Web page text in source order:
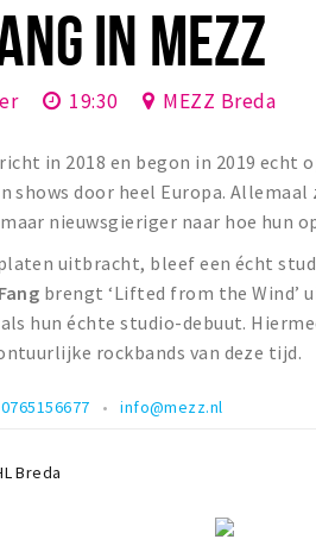
IN MEZZ
19:30 MEZZ Breda
in 2018 en begon in 2019
shows door heel Europa.
nieuwsgieriger naar hoe hun
uitbracht, bleef een écht
brengt ‘Lifted from the Wind’
hun échte studio-debuut.
rockbands van deze tijd.
0765156677 info@mezz.nl
Breda